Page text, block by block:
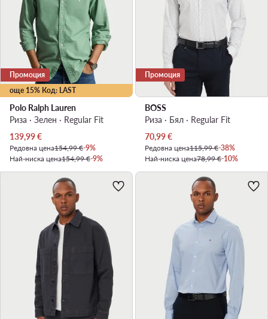
още 15% Код: LAST
Промоция
Polo Ralph Lauren
Риза · Зелен · Regular Fit
Актуална цена
139,99€
Редовна цена154,99 €-9%
Най-ниска цена154,99 €-9%
Промоция
BOSS
Риза · Бял · Regular Fit
Актуална цена
70,99€
Редовна цена115,99 €-38%
Най-ниска цена78,99 €-10%